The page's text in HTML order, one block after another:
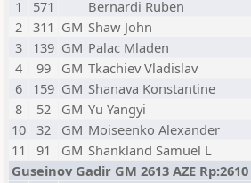
1
571 Bernardi Ruben
2
311 GM Shaw John
3
139 GM Palac Mladen
4
99 GM Tkachiev Vladislav
6
159 GM Shanava Konstantine
8
52 GM Yu Yangyi
10
32 GM Moiseenko Alexander
11
91 GM Shankland Samuel L
Guseinov Gadir GM 2613 AZE Rp:2610